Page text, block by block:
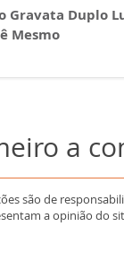
Gravata Duplo
Mesmo
a
são de
a opinião do